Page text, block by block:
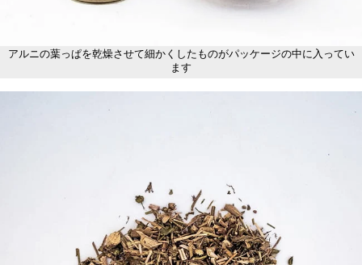
アルニの葉っぱを乾燥させて細かくしたものがパッケージの中に入ってい
ます